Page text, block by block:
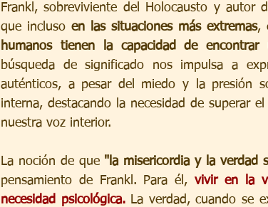
Frankl, sobreviviente del Holocausto y autor
que incluso en las situaciones más extremas,
humanos tienen la capacidad de
búsqueda de significado nos impulsa a
auténticos, a pesar del miedo y la presión
interna, destacando la necesidad de superar
nuestra voz interior.
La noción de que "la misericordia y la verdad
pensamiento de Frankl. Para él, vivir en la
necesidad psicológica. La verdad, cuando se